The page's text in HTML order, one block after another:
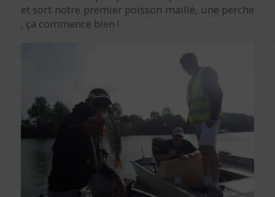
et sort notre premier poisson maillé, une perche
, ça commence bien !